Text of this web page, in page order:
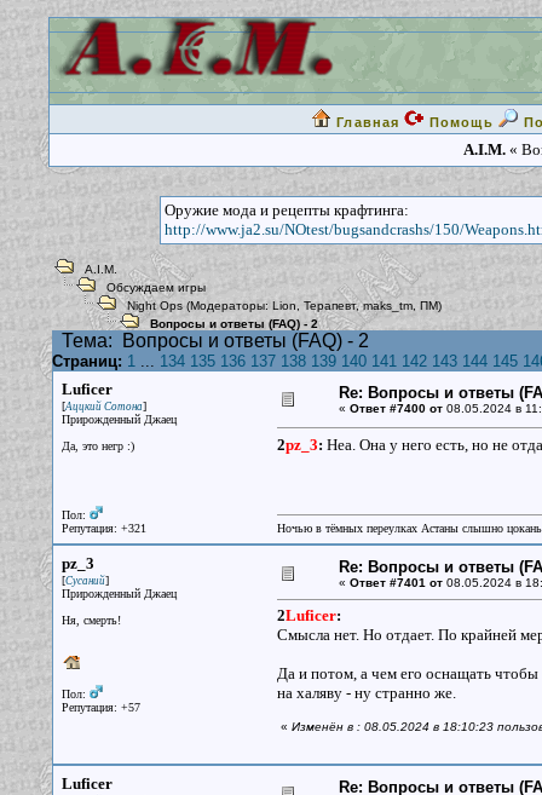
Главная Помощь
A.I.M.«
Оружие мода и рецепты крафтинга:
http://www.ja2.su/NOtest/bugsandcrashs/150/
A.I.M.
Обсуждаем игры
Night Ops (Модераторы: Lion Терапевт,maks_tm, ПМ)
Вопросы и ответы (FAQ) - 2
Тема: Вопросы и ответы (FAQ) - 2
Страниц: 1... 134 135 136 137 138 139 140 141 142 143 144 145
Luficer
[Аццкий Сотона]
Прирожденный Джаец
Да, это негр :)
Пол:
Репутация: +321
Re: Вопросы и ответы
« Ответ #7400 от08.05.2024 в
2pz_3: Неа. Она у него есть, но не
Ночью в тёмных переулках Астаны слышно
pz_3
[Сусаний]
Прирожденный Джаец
Ня, смерть!
Пол:
Репутация: +57
Re: Вопросы и ответы
« Ответ #7401 от08.05.2024 в
2Luficer:
Смысла нет. Но отдает. По крайней
Да и потом, а чем его оснащать
на халяву - ну странно же.
« Изменён в : 08.05.2024 в 18:10:23
Luficer Re: Вопросы и ответы